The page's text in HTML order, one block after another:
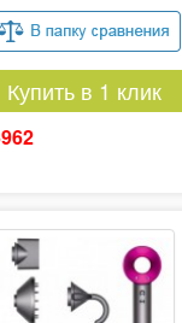
Купить в 1 клик